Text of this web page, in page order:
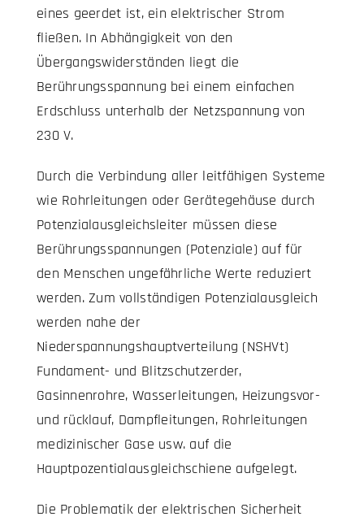
eines geerdet ist, ein elektrischer Strom
fließen. In Abhängigkeit von den
Übergangswiderständen liegt die
Berührungsspannung bei einem einfachen
Erdschluss unterhalb der Netzspannung von
230 V.
Durch die Verbindung aller leitfähigen Systeme
wie Rohrleitungen oder Gerätegehäuse durch
Potenzialausgleichsleiter müssen diese
Berührungsspannungen (Potenziale) auf für
den Menschen ungefährliche Werte reduziert
werden. Zum vollständigen Potenzialausgleich
werden nahe der
Niederspannungshauptverteilung (NSHVt)
Fundament- und Blitzschutzerder,
Gasinnenrohre, Wasserleitungen, Heizungsvor-
und rücklauf, Dampfleitungen, Rohrleitungen
medizinischer Gase usw. auf die
Hauptpozentialausgleichschiene aufgelegt.
Die Problematik der elektrischen Sicherheit